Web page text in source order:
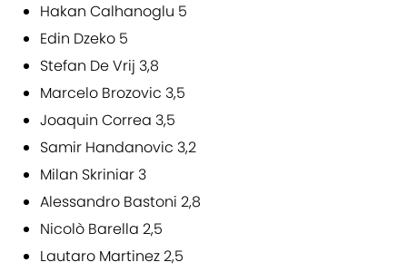
Hakan Calhanoglu 5
Edin Dzeko 5
Stefan De Vrij 3,8
Marcelo Brozovic 3,5
Joaquin Correa 3,5
Samir Handanovic 3,2
Milan Skriniar 3
Alessandro Bastoni 2,8
Nicolò Barella 2,5
Lautaro Martinez 2,5